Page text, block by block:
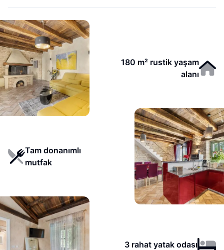
180 m² rustik yaşam
alanı
Tam donanımlı
mutfak
3 rahat yatak odası